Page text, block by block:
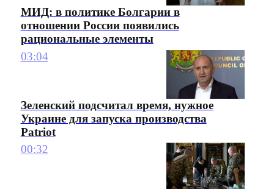
МИД: в политике Болгарии в
отношении России появились
рациональные элементы
03:04
Зеленский подсчитал время, нужное
Украине для запуска производства
Patriot
00:32